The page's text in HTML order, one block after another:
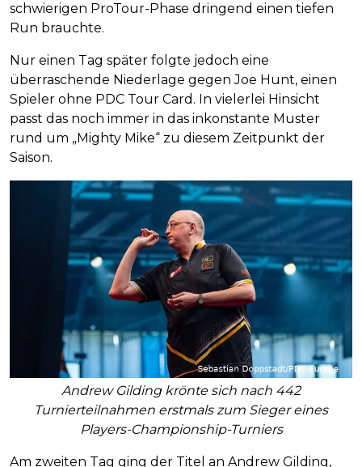
schwierigen ProTour-Phase dringend einen tiefen
Run brauchte.
Nur einen Tag später folgte jedoch eine
überraschende Niederlage gegen Joe Hunt, einen
Spieler ohne PDC Tour Card. In vielerlei Hinsicht
passt das noch immer in das inkonstante Muster
rund um „Mighty Mike“ zu diesem Zeitpunkt der
Saison.
Andrew Gilding krönte sich nach 442
Turnierteilnahmen erstmals zum Sieger eines
Players-Championship-Turniers
Am zweiten Tag ging der Titel an Andrew Gilding,